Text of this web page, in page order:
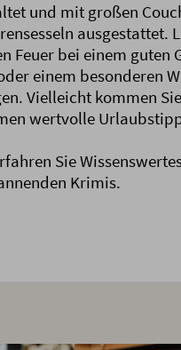
und mit großen
ausgestattet.
Feuer bei einem guten
einem besonderen
Vielleicht kommen
wertvolle
Sie
Krimis.